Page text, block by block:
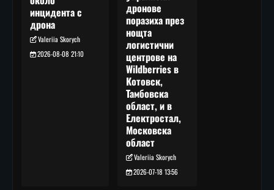
инцидента с
дрона
Valeriia Skorych
2026-08-08 21:10
дронове
поразиха през
нощта
логистични
центрове на
Wildberries в
Котовск,
Тамбовска
област, и в
Електростал,
Московска
област
Valeriia Skorych
2026-07-18 13:56